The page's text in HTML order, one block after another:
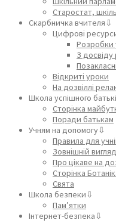
Старостат,
Скарбничка вчителя⇩
Цифрові
Розробки
З
Відкриті уроки
На дозвіллі
Школа успішного
Сторінка
Поради батькам
Учням на допомогу⇩
Правила для
Зовнішній
Про цікаве на
Сторінка
Свята
Школа безпеки⇩
Пам’ятки
Інтернет-безпека⇩